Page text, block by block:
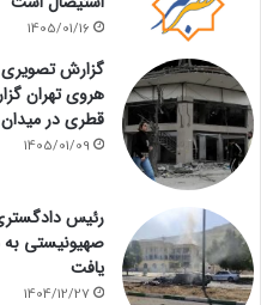
1405/01/16
گزارش تصویری
هروی تهران
قطری در
1405/01/09
رئیس
یافت
1404/12/27